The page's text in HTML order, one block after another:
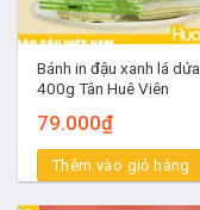
Bánh in đậu xanh lá dứa
400g Tân Huê Viên
79.000₫
Thêm vào giỏ hàng